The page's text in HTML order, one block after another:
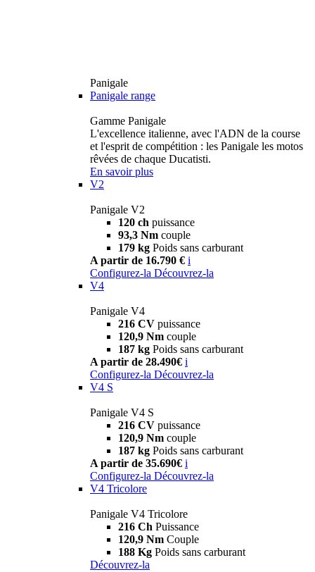
Panigale
Panigale range
Gamme Panigale
L'excellence italienne, avec l'ADN de la course
et l'esprit de compétition : les Panigale les motos
rêvées de chaque Ducatisti.
En savoir plus
V2
Panigale V2
120 ch puissance
93,3 Nm couple
179 kg Poids sans carburant
A partir de 16.790 € i
Configurez-la Découvrez-la
V4
Panigale V4
216 CV puissance
120,9 Nm couple
187 kg Poids sans carburant
A partir de 28.490€ i
Configurez-la Découvrez-la
V4 S
Panigale V4 S
216 CV puissance
120,9 Nm couple
187 kg Poids sans carburant
A partir de 35.690€ i
Configurez-la Découvrez-la
V4 Tricolore
Panigale V4 Tricolore
216 Ch Puissance
120,9 Nm Couple
188 Kg Poids sans carburant
Découvrez-la